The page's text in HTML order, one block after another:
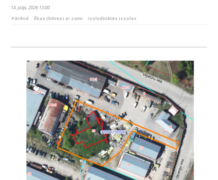
14. jūlijs, 2026 13:00
Pārdod
Ēkas (būves) ar zemi Izsludinātās izsoles